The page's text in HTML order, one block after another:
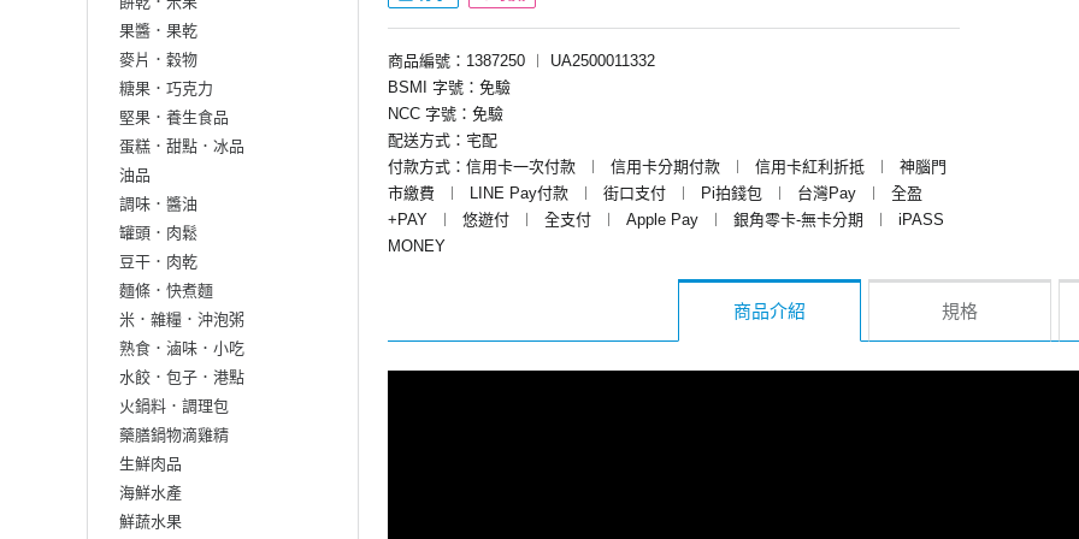
果醬．果乾
麥片．穀物
糖果．巧克力
堅果．養生食品
蛋糕．甜點．冰品
油品
調味．醬油
罐頭．肉鬆
豆干．肉乾
麵條．快煮麵
米．雜糧．沖泡粥
熟食．滷味．小吃
水餃．包子．港點
火鍋料．調理包
藥膳鍋物滴雞精
生鮮肉品
海鮮水產
鮮蔬水果
商品編號：1387250 ︱
UA2500011332
BSMI 字號：免驗
NCC 字號：免驗
配送方式：宅配
付款方式：信用卡一次付款
︱ 信用卡分期付款 ︱ 信用卡紅利折抵 ︱
神腦門
市繳費
︱ LINE Pay付款 ︱ 街口支付 ︱ Pi拍錢包 ︱ 台灣Pay ︱
全盈
+PAY
︱ 悠遊付 ︱ 全支付 ︱ Apple Pay ︱ 銀角零卡-無卡分期 ︱
iPASS
MONEY
商品介紹 規格